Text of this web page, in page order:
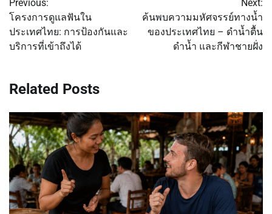
navigation
Previous:
โครงการดูแลฟันใน
ประเทศไทย: การป้องกันและ
บริการที่เข้าถึงได้
Next:
ค้นพบความมหัศจรรย์ทางน้ำ
ของประเทศไทย – ดำน้ำตื้น
ดำน้ำ และกีฬาชายฝั่ง
Related Posts